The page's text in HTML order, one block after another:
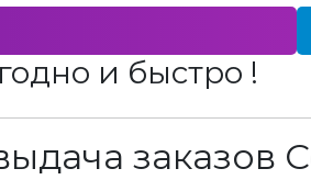
и быстро !
заказов